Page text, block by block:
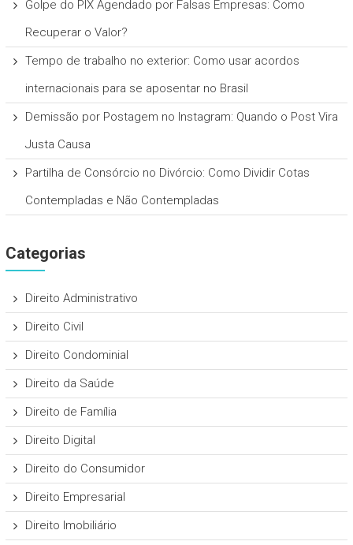
Golpe do PIX Agendado por Falsas Empresas: Como
Recuperar o Valor?
Tempo de trabalho no exterior: Como usar acordos
internacionais para se aposentar no Brasil
Demissão por Postagem no Instagram: Quando o Post Vira
Justa Causa
Partilha de Consórcio no Divórcio: Como Dividir Cotas
Contempladas e Não Contempladas
Categorias
Direito Administrativo
Direito Civil
Direito Condominial
Direito da Saúde
Direito de Família
Direito Digital
Direito do Consumidor
Direito Empresarial
Direito Imobiliário